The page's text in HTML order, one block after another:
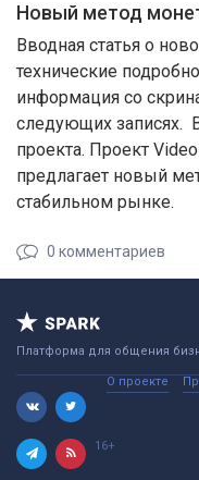
Новый метод
Вводная статья о
технические
информация со
следующих записях. В
проекта. Проект
предлагает новый
стабильном рынке.
0 комментариев
Платформа для общения
О проекте
16+